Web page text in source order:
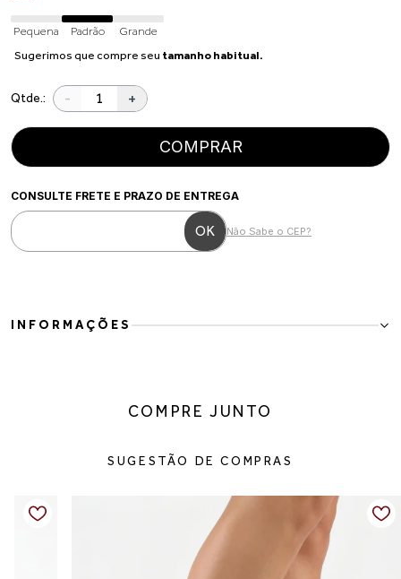
Pequena Padrão
Grande
Sugerimos que compre seu tamanho habitual.
Qtde.: - +
COMPRAR
CONSULTE FRETE E PRAZO DE ENTREGA
Não Sabe o CEP?
INFORMAÇÕES
silhueta, enquanto o salto alto fino valoriza a postura e traz
Detalhes do produto:
Fechamento: calce fácil
Salto: fino
Altura do salto: aproximadamente 9,5 cm
COMPRE JUNTO
SUGESTÃO DE COMPRAS